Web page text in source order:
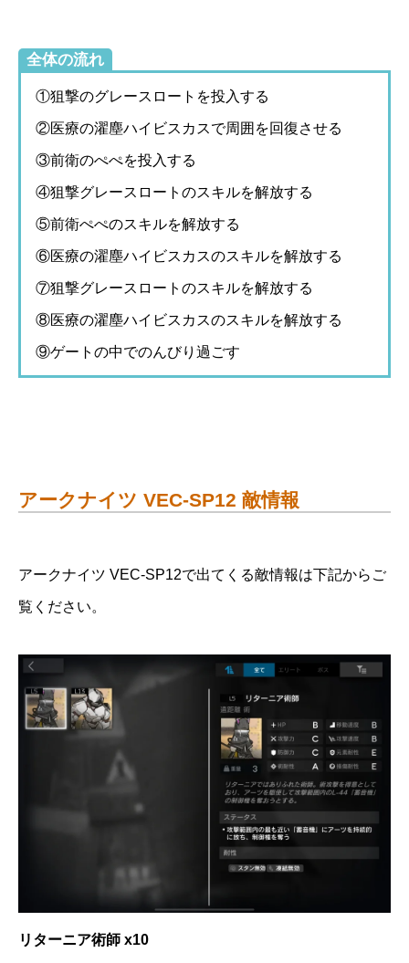
全体の流れ
①狙撃のグレースロートを投入する
②医療の濯塵ハイビスカスで周囲を回復させる
③前衛のぺぺを投入する
④狙撃グレースロートのスキルを解放する
⑤前衛ぺぺのスキルを解放する
⑥医療の濯塵ハイビスカスのスキルを解放する
⑦狙撃グレースロートのスキルを解放する
⑧医療の濯塵ハイビスカスのスキルを解放する
⑨ゲートの中でのんびり過ごす
アークナイツ VEC-SP12 敵情報
アークナイツ VEC-SP12で出てくる敵情報は下記からご
覧ください。
リターニア術師 x10